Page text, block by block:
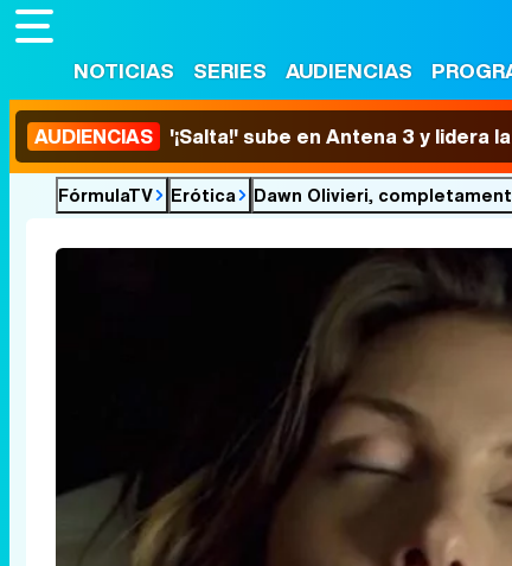
NOTICIAS SERIES AUDIENCIAS
AUDIENCIAS '¡Salta!' sube en Antena 3 y lidera
FórmulaTV Erótica Dawn Olivieri,